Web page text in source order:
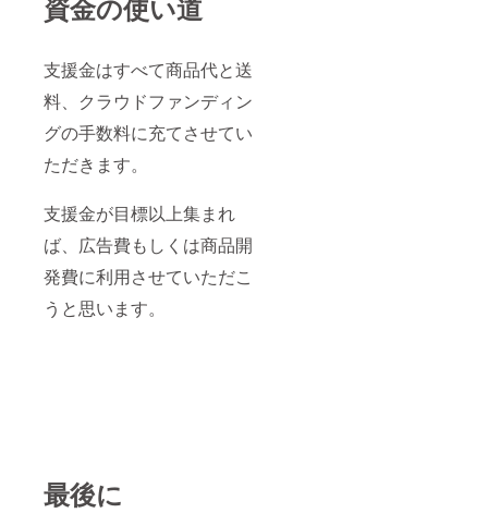
資金の使い道
支援金はすべて商品代と送
料、クラウドファンディン
グの手数料に充てさせてい
ただきます。
支援金が目標以上集まれ
ば、広告費もしくは商品開
発費に利用させていただこ
うと思います。
最後に